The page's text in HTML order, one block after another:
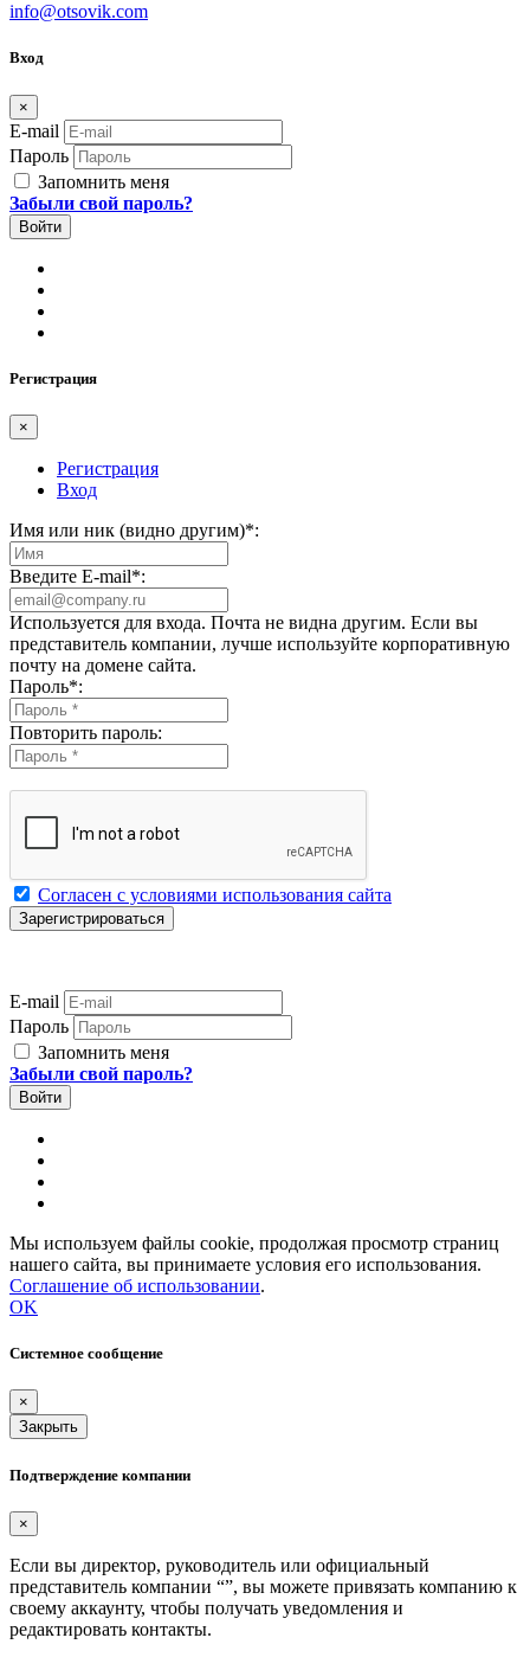
info@otsovik.com
Вход
×
E-mail
Пароль
Запомнить меня
Забыли свой пароль?
Регистрация
×
Регистрация
Вход
Имя или ник (видно другим)*:
Введите E-mail*:
Используется для входа. Почта не видна другим. Если вы
представитель компании, лучше используйте корпоративную
почту на домене сайта.
Пароль*:
Повторить пароль:
Согласен с условиями использования сайта
E-mail
Пароль
Запомнить меня
Забыли свой пароль?
Мы используем файлы cookie, продолжая просмотр страниц
нашего сайта, вы принимаете условия его использования.
Соглашение об использовании.
OK
Системное сообщение
×
Закрыть
Подтверждение компании
×
Если вы директор, руководитель или официальный
представитель компании “”, вы можете привязать компанию к
своему аккаунту, чтобы получать уведомления и
редактировать контакты.